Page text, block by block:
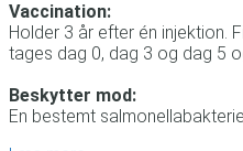
Vaccination:
Holder 3 år efter én injektion.
tages dag 0, dag 3 og dag 5
Beskytter mod:
En bestemt